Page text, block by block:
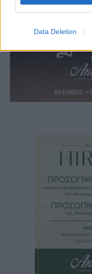
Data Deletion